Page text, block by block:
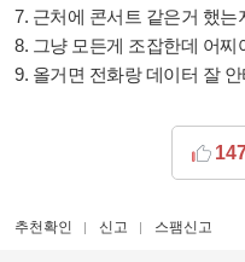
7. 근처에 콘서트 같은거 했
8. 그냥 모든게 조잡한데 어
9. 올거면 전화랑 데이터 잘
추천확인 신고 스팸신고